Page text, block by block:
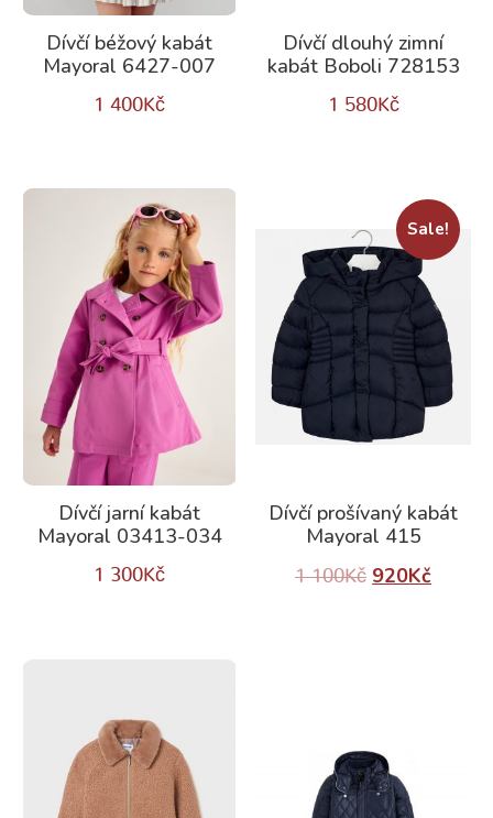
Dívčí béžový kabát
Mayoral 6427-007
1 400Kč
Dívčí dlouhý zimní
kabát Boboli 728153
1 580Kč
Dívčí jarní kabát
Mayoral 03413-034
1 300Kč
Sale!
Dívčí prošívaný kabát
Mayoral 415
1 100Kč 920Kč